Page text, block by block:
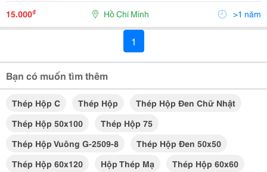
Cầu Khả Năng Chịu Lực Cực Tốt. Dưới Đây Là Thông
Tin Chi Tiết: ...
15.000₫ Hồ Chí Minh >1 năm
1
Bạn có muốn tìm thêm
Thép Hộp C Thép Hộp
Thép Hộp Đen Chữ Nhật
Thép Hộp 50x100
Thép Hộp 75
Thép Hộp Vuông G-2509-8
Thép Hộp Đen 50x50
Thép Hộp 60x120
Hộp Thép Mạ Thép Hộp 60x60